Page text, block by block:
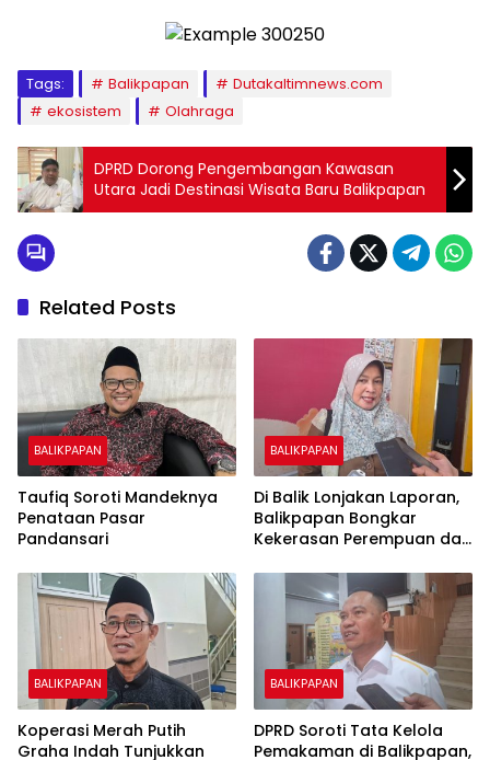
Tags: Balikpapan
Dutakaltimnews.com
ekosistem
Olahraga
DPRD Dorong Pengembangan Kawasan
Utara Jadi Destinasi Wisata Baru Balikpapan
Related Posts
BALIKPAPAN
Taufiq Soroti Mandeknya
Penataan Pasar
Pandansari
BALIKPAPAN
Di Balik Lonjakan Laporan,
Balikpapan Bongkar
Kekerasan Perempuan dan
BALIKPAPAN
Koperasi Merah Putih
Graha Indah Tunjukkan
BALIKPAPAN
DPRD Soroti Tata Kelola
Pemakaman di Balikpapan,